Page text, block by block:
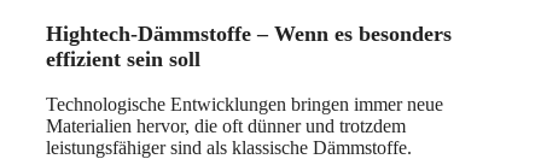
Hightech-Dämmstoffe – Wenn es besonders
effizient sein soll
Technologische Entwicklungen bringen immer neue
Materialien hervor, die oft dünner und trotzdem
leistungsfähiger sind als klassische Dämmstoffe.